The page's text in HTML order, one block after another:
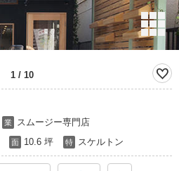
1/ 10
業 スムージー専門店
面 10.6 坪 特 スケルトン